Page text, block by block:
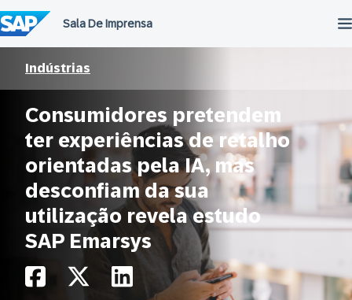
para
o
conteúdo
Indústrias
Consumidores pretendem
ter experiências de retalho
orientadas pela IA, mas
desconfiam da sua
utilização revela estudo
SAP Emarsys